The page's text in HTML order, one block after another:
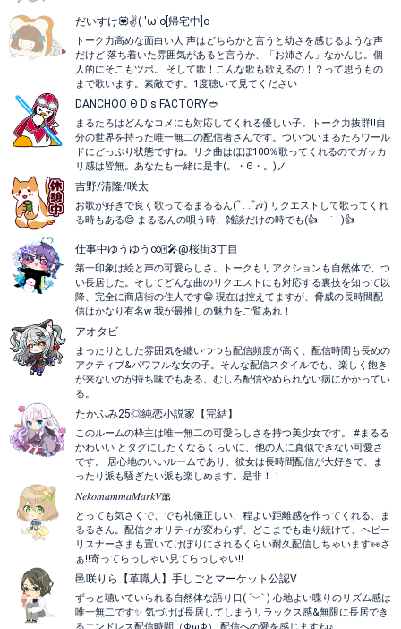
だいすけ💟✌️( 'ω'o[帰宅中]o
トーク力高めな面白い人 声はどちらかと言うと幼さを感じるような声
だけど 落ち着いた雰囲気があると言うか、「お姉さん」なかんじ。個
人的にそこもツボ。 そして歌！こんな歌も歌えるの！？って思うもの
まで歌います。素敵です。1度聴いて見てください
DANCHOO Θ D's FACTORY🥙
まるたろはどんなコメにも対応してくれる優しい子。トーク力抜群‼自
分の世界を持った唯一無二の配信者さんです。ついついまるたろワール
ドにどっぷり状態ですね。リク曲はほぼ100％歌ってくれるのでガッカ
リ感は皆無。あなたも一緒に是非(。・Θ・。)ノ
吉野/清隆/咲太
お歌が好きで良く歌ってるまるるん(՞ . .՞🎶) リクエストして歌ってくれ
る時もある😊 まるるんの唄う時、雑談だけの時でも(👍 ˙-˙ )👍
仕事中ゆうゆう∞🀄️🎤@桜街3丁目
第一印象は絵と声の可愛らしさ。トークもリアクションも自然体で、つ
い長居した。そしてどんな曲のリクエストにも対応する裏技を知って以
降、完全に商店街の住人です😁 現在は控えてますが、脅威の長時間配
信はかなり有名w 我が最推しの魅力をご覧あれ！
アオタビ
まったりとした雰囲気を纏いつつも配信頻度が高く、配信時間も長めの
アクティブ&パワフルな女の子。そんな配信スタイルでも、楽しく飽き
が来ないのが持ち味でもある。むしろ配信やめられない病にかかってい
る。
たかふみ25◎純恋小説家【完結】
このルームの枠主は唯一無二の可愛らしさを持つ美少女です。 #まるる
かわいい とタグにしたくなるくらいに、他の人に真似できない可愛さ
です。 居心地のいいルームであり、彼女は長時間配信が大好きで、ま
ったり派も騒ぎたい派も楽しめます。是非！！
𝑁𝑒𝑘𝑜𝑚𝑎𝑚𝑚𝑎𝑀𝑎𝑟𝑘𝑉🎀
とっても気さくで、でも礼儀正しい、程よい距離感を作ってくれる、ま
るるさん。配信クオリティが変わらず、どこまでも走り続けて、ヘビー
リスナーさまも置いてけぼりにされるくらい耐久配信しちゃいます👀さ
ぁ‼️寄ってらっしゃい見てらっしゃい‼️
邑咲りら【革職人】手しごとマーケット公認V
ずっと聴いていられる自然体な語り口( ´﹀` ) 心地よい喋りのリズム感は
唯一無二です✨ 気づけば長居してしまうリラックス感&無限に長居でき